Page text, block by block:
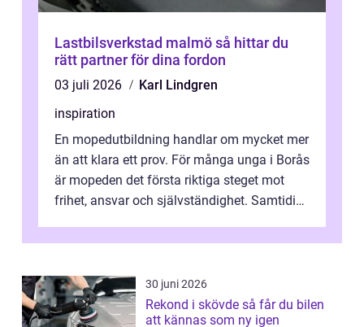
Lastbilsverkstad malmö så hittar du
rätt partner för dina fordon
03 juli 2026
Karl Lindgren
inspiration
En mopedutbildning handlar om mycket mer
än att klara ett prov. För många unga i Borås
är mopeden det första riktiga steget mot
frihet, ansvar och självständighet. Samtidigt
30 juni 2026
Rekond i skövde så får du bilen
att kännas som ny igen